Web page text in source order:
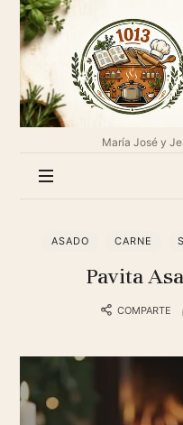
1013
Recetas
de
cocina
María José y
ASADO CARNE
Pavita
COMPARTE